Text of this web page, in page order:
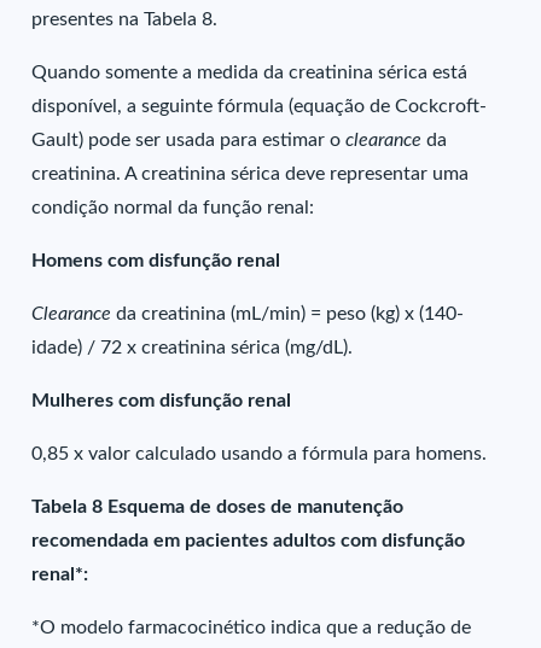
presentes na Tabela 8.
Quando somente a medida da creatinina sérica está
disponível, a seguinte fórmula (equação de Cockcroft-
Gault) pode ser usada para estimar oclearanceda
creatinina. A creatinina sérica deve representar uma
condição normal da função renal:
Homens com disfunção renal
Clearanceda creatinina (mL/min) = peso (kg) x (140-
idade) / 72 x creatinina sérica (mg/dL).
Mulheres com disfunção renal
0,85 x valor calculado usando a fórmula para homens.
Tabela 8 Esquema de doses de manutenção
recomendada em pacientes adultos com disfunção
renal*:
*O modelo farmacocinético indica que a redução de